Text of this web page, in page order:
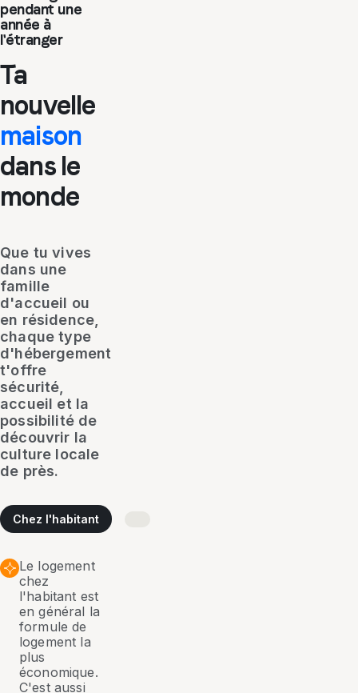
pendant une
année à
l'étranger
Ta
nouvelle
maison
dans le
monde
Que tu vives
dans une
famille
d'accueil ou
en résidence,
chaque type
d'hébergement
t'offre
sécurité,
accueil et la
possibilité de
découvrir la
culture locale
de près.
Chez l'habitant
Le logement
chez
l'habitant est
en général la
formule de
logement la
plus
économique.
C'est aussi